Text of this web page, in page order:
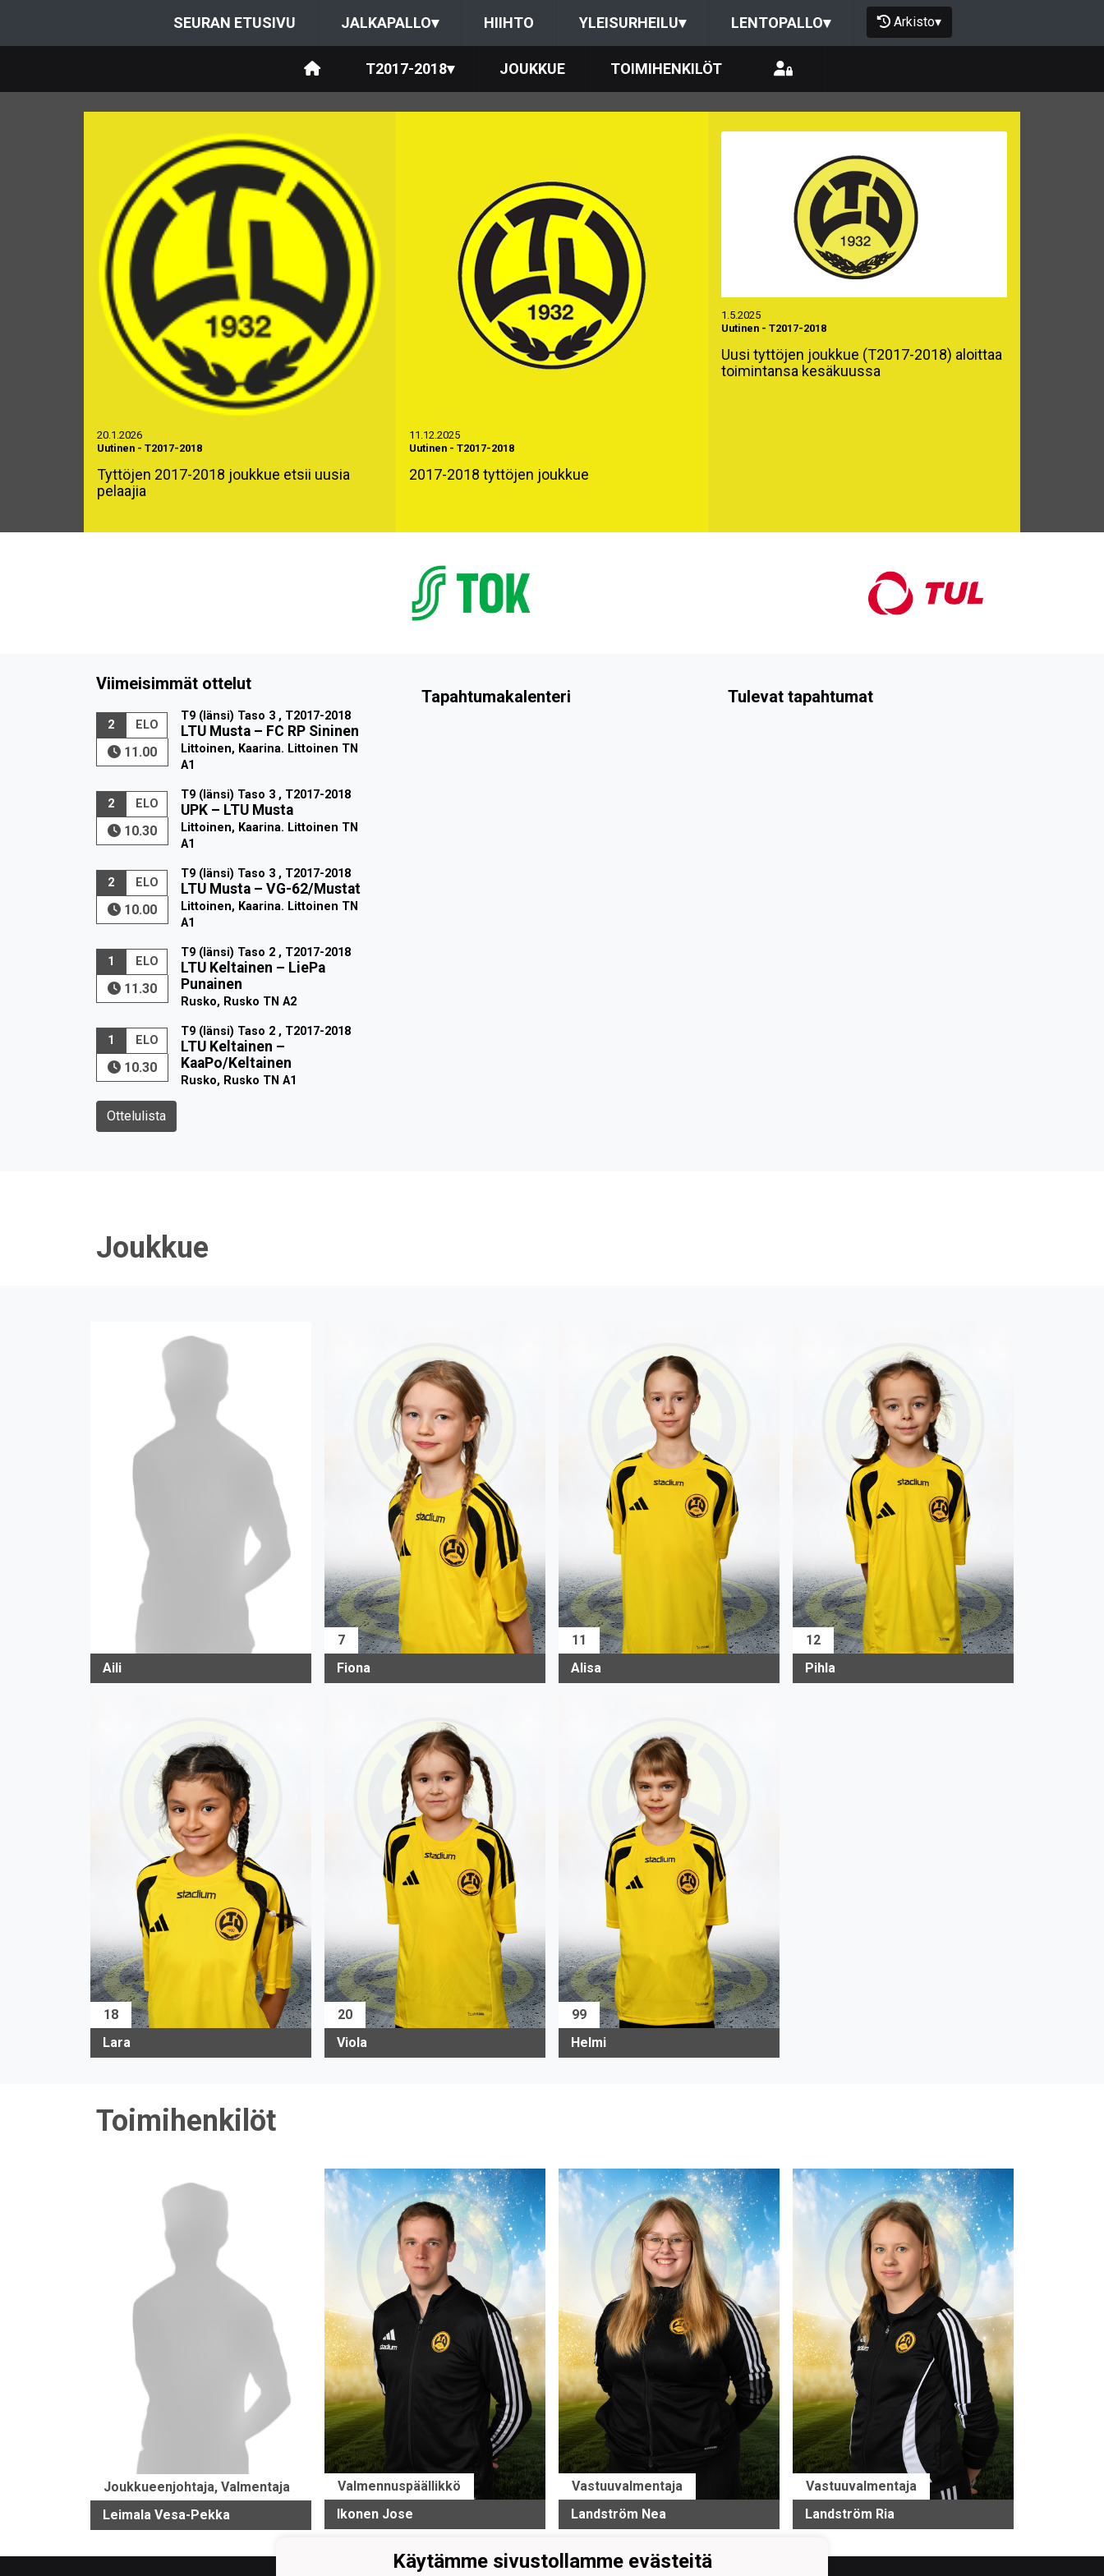
SEURAN ETUSIVU JALKAPALLO▾ HIIHTO YLEISURHEILU▾ LENTOPALLO▾ Arkisto▾
T2017-2018▾ JOUKKUE TOIMIHENKILÖT
20.1.2026
Uutinen - T2017-2018
Tyttöjen 2017-2018 joukkue etsii uusia
pelaajia
11.12.2025
Uutinen - T2017-2018
2017-2018 tyttöjen joukkue
1.5.2025
Uutinen - T2017-2018
Uusi tyttöjen joukkue (T2017-2018) aloittaa
toimintansa kesäkuussa
Viimeisimmät ottelut
2 ELO
11.00
T9 (länsi) Taso 3 , T2017-2018
LTU Musta– FC RP Sininen
Littoinen, Kaarina. Littoinen TN
A1
2 ELO
10.30
T9 (länsi) Taso 3 , T2017-2018
UPK– LTU Musta
Littoinen, Kaarina. Littoinen TN
A1
2 ELO
10.00
T9 (länsi) Taso 3 , T2017-2018
LTU Musta– VG-62/Mustat
Littoinen, Kaarina. Littoinen TN
A1
1 ELO
11.30
T9 (länsi) Taso 2 , T2017-2018
LTU Keltainen – LiePa
Punainen
Rusko, Rusko TN A2
1 ELO
10.30
T9 (länsi) Taso 2 , T2017-2018
LTU Keltainen –
KaaPo/Keltainen
Rusko, Rusko TN A1
Ottelulista
Tapahtumakalenteri Tulevat tapahtumat
Joukkue
Aili
7
Fiona
11
Alisa
12
Pihla
18
Lara
20
Viola
99
Helmi
Toimihenkilöt
Joukkueenjohtaja, Valmentaja
Leimala Vesa-Pekka
Valmennuspäällikkö
Ikonen Jose
Vastuuvalmentaja
Landström Nea
Vastuuvalmentaja
Landström Ria
Käytämme sivustollamme evästeitä